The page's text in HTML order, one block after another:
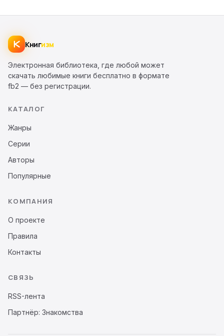
Книгизм
Электронная библиотека, где любой может
скачать любимые книги бесплатно в формате
fb2 — без регистрации.
КАТАЛОГ
Жанры
Серии
Авторы
Популярные
КОМПАНИЯ
О проекте
Правила
Контакты
СВЯЗЬ
RSS-лента
Партнёр: Знакомства